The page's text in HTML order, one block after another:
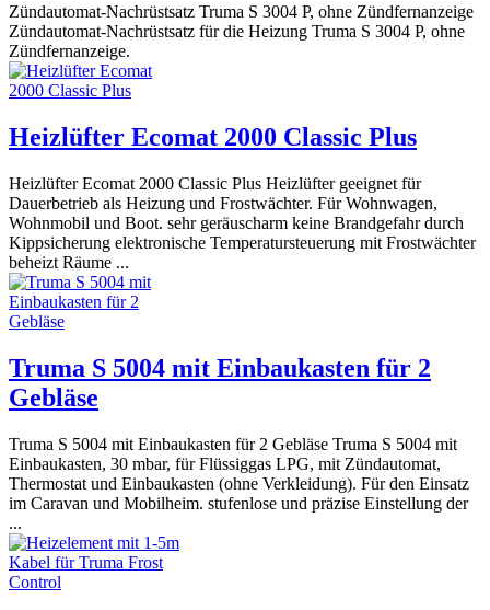
Zündautomat-Nachrüstsatz Truma S 3004 P, ohne Zündfern­anzeige
Zündautomat-Nachrüstsatz für die Heizung Truma S 3004 P, ohne
Zündfern­anzeige.
Heizlüfter Ecomat 2000 Classic Plus
Heizlüfter Ecomat 2000 Classic Plus Heizlüfter geeignet für
Dauerbetrieb als Heizung und Frostwächter. Für Wohnwagen,
Wohnmobil und Boot. sehr geräuscharm keine Brandgefahr durch
Kippsicherung elektronische Temperatursteuerung mit Frostwächter
beheizt Räume ...
Truma S 5004 mit Einbaukasten für 2
Gebläse
Truma S 5004 mit Einbaukasten für 2 Gebläse Truma S 5004 mit
Einbaukasten, 30 mbar, für Flüssiggas LPG, mit Zündautomat,
Thermostat und Einbaukasten (ohne Verkleidung). Für den Einsatz
im Caravan und Mobilheim. stufenlose und präzise Einstellung der
...